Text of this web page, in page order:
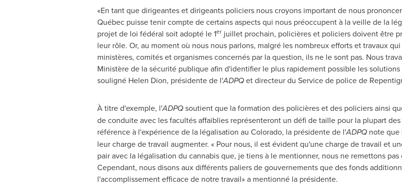
«En tant que dirigeantes et dirigeants policiers nous croyons important de nous
Québec puisse tenir compte de certains aspects qui nous préoccupent à la veille de la
projet de loi fédéral soit adopté le 1erjuillet prochain, policières et policiers doivent être
leur rôle. Or, au moment où nous nous parlons, malgré les nombreux efforts et travaux
ministères, comités et organismes concernés par la question, ils ne le sont pas. Nous
Ministère de la sécurité publique afin d'identifier le plus rapidement possible les
souligné Helen Dion, présidente de l'ADPQet directeur du Service de police de
À titre d'exemple, l'ADPQsoutient que la formation des policières et des policiers ainsi
de conduite avec les facultés affaiblies représenteront un défi de taille pour la plupart
référence à l'expérience de la légalisation au Colorado, la présidente de l'ADPQnote que
leur charge de travail augmenter. « Pour nous, il est évident qu'une charge de travail et
pair avec la légalisation du cannabis que, je tiens à le mentionner, nous ne remettons
Cependant, nous disons aux différents paliers de gouvernements que des fonds
l'accomplissement efficace de notre travail» a mentionné la présidente.